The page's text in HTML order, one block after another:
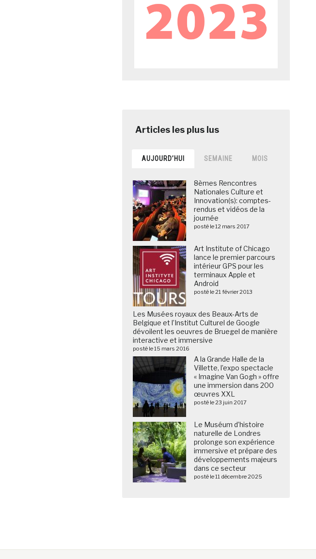
AUJOURD’HUI SEMAINE MOIS
8èmes Rencontres
Nationales Culture et
Innovation(s): comptes-
rendus et vidéos de la
journée
posté le 12 mars 2017
Art Institute of Chicago
lance le premier parcours
intérieur GPS pour les
terminaux Apple et
Android
posté le 21 février 2013
Les Musées royaux des Beaux-Arts de
Belgique et l’Institut Culturel de Google
dévoilent les oeuvres de Bruegel de manière
interactive et immersive
posté le 15 mars 2016
A la Grande Halle de la
Villette, l’expo spectacle
« Imagine Van Gogh » offre
une immersion dans 200
œuvres XXL
posté le 23 juin 2017
Le Muséum d’histoire
naturelle de Londres
prolonge son expérience
immersive et prépare des
développements majeurs
dans ce secteur
posté le 11 décembre 2025